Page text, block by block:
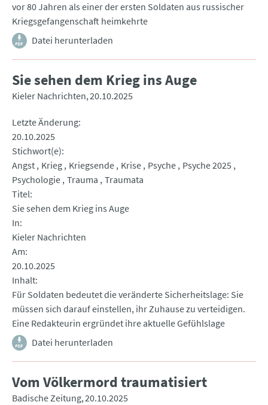
vor 80 Jahren als einer der ersten Soldaten aus russischer
Kriegsgefangenschaft heimkehrte
Datei herunterladen
Sie sehen dem Krieg ins Auge
Kieler Nachrichten 20.10.2025
Letzte Änderung
20.10.2025
Stichwort(e)
Angst Krieg Kriegsende Krise Psyche Psyche 2025
Psychologie Trauma Traumata
Titel
Sie sehen dem Krieg ins Auge
In
Kieler Nachrichten
Am
20.10.2025
Inhalt
Für Soldaten bedeutet die veränderte Sicherheitslage: Sie
müssen sich darauf einstellen, ihr Zuhause zu verteidigen.
Eine Redakteurin ergründet ihre aktuelle Gefühlslage
Datei herunterladen
Vom Völkermord traumatisiert
Badische Zeitung 20.10.2025